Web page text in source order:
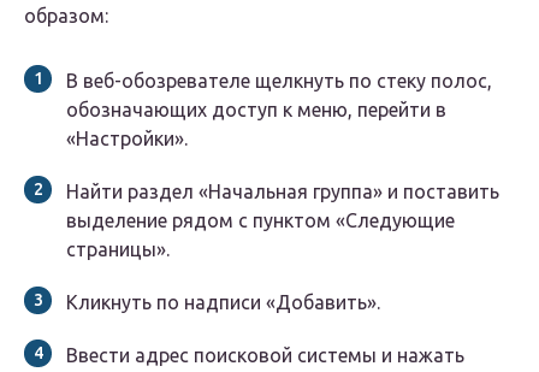
образом:
В веб-обозревателе щелкнуть по стеку полос,
обозначающих доступ к меню, перейти в
«Настройки».
Найти раздел «Начальная группа» и поставить
выделение рядом с пунктом «Следующие
страницы».
Кликнуть по надписи «Добавить».
Ввести адрес поисковой системы и нажать